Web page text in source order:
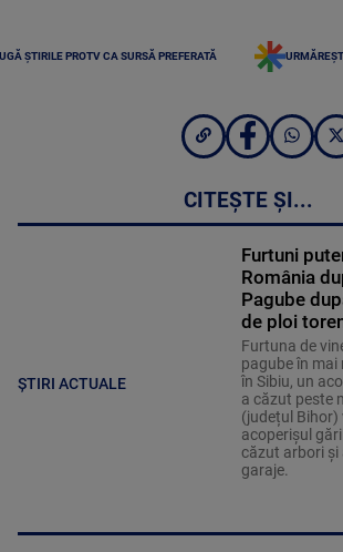
ȘTIRILE PROTV CA SURSĂ PREFERATĂ
CITEȘTE ȘI...
ȘTIRI ACTUALE
Furtuni
România
Pagube
de ploi
Furtuna de
pagube în mai
în Sibiu, un
a căzut peste
(județul
acoperişul
căzut arbori
garaje.